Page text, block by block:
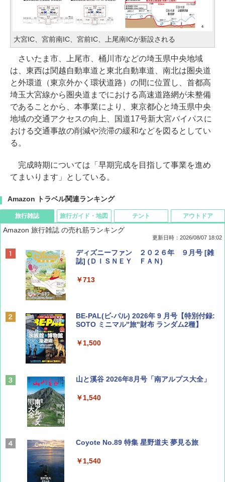
大宮IC、宮前南IC、宮前IC、上尾南ICが新設される
さいたま市、上尾市、桶川市などの埼玉県中央地域
は、東西は関越自動車道と東北自動車道、南北は圏央道
と外環道（東京外かく環状道路）の間に位置し、首都高
埼玉大宮線から圏央道までにおける高速道路網が未整備
であることから、本事業により、東京都心と埼玉県中央
地域の交通アクセスの向上、国道17号新大宮バイパスに
おける交通事故の削減や渋滞の緩和などを図るとしてい
る。
完成時期については「早期完成を目指して事業を進め
てまいります」としている。
Amazon トラベル関連ランキング
旅行雑誌
Amazon 旅行雑誌 の売れ筋ランキング
更新日時：2026/08/07 18:02
ディズニーファン ２０２６年 ９月号 [雑
誌] (ＤＩＳＮＥＹ ＦＡＮ)
￥713
BE-PAL(ビ-パル) 2026年 9 月号【特別付録:
SOTO ミニマル"旅"財布 ランダム2種】
￥1,500
山と溪谷 2026年8月号「南アルプス大全」
￥1,540
Coyote No.89 特集 星野道夫 夢見る旅
￥1,540
旅行ガイド・地図 テント アウトドア